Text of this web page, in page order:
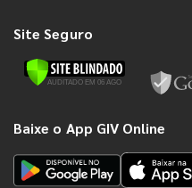
Site Seguro
Baixe o App GIV Online